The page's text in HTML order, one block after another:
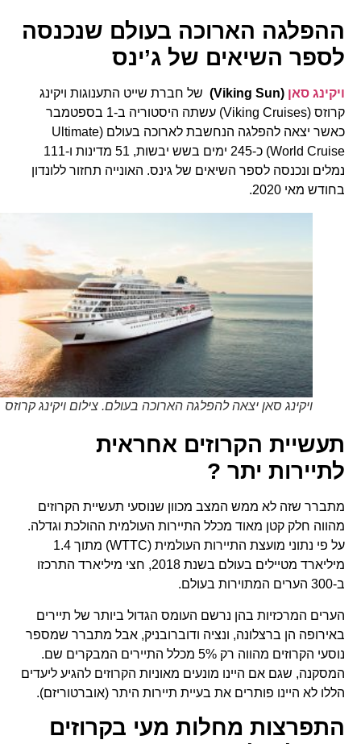
ההפלגה הארוכה בעולם שנכנסה
לספר השיאים של ג’ינס
ויקינג סאן(Viking Sun)
של חברת שייט התענוגות ויקינג
קרוזס (Viking Cruises) עשתה היסטוריה ב-1 בספטמבר
כאשר יצאה להפלגה הנחשבת לארוכה בעולם (Ultimate
World Cruise) כ-245 ימים בשש יבשות, 51 מדינות ו-111
נמלים ונכנסה לספר השיאים של גינס. האונייה תחזור ללונדון
בחודש מאי 2020.
ויקינג סאן יצאה להפלגה הארוכה בעולם. צילום ויקינג קרוזס
תעשיית הקרוזים אחראית
לתיירות יתר ?
מתברר שזה לא ממש המצב מכוון שנוסעי תעשיית הקרוזים
מהווה חלק קטן מאוד מכלל התיירות העולמית ההולכת וגדלה.
על פי נתוני מועצת התיירות העולמית (WTTC) מתוך 1.4
מיליארד מטיילים בעולם בשנת 2018, חצי מיליארד התרכזו
הערים המרכזיות בהן נרשם העומס הגדול ביותר של תיירים
באירופה הן ברצלונה, ונציה ודוברובניק, אבל מתברר שמספר
נוסעי הקרוזים מהווה רק 5% מכלל התיירים המבקרים שם.
המסקנה, שגם אם היינו מונעים מאוניות הקרוזים להגיע ליעדים
הללו לא היינו פותרים את בעיית תיירות היתר (אוברטוריזם).
התפרצות מחלות מעי בקרוזים